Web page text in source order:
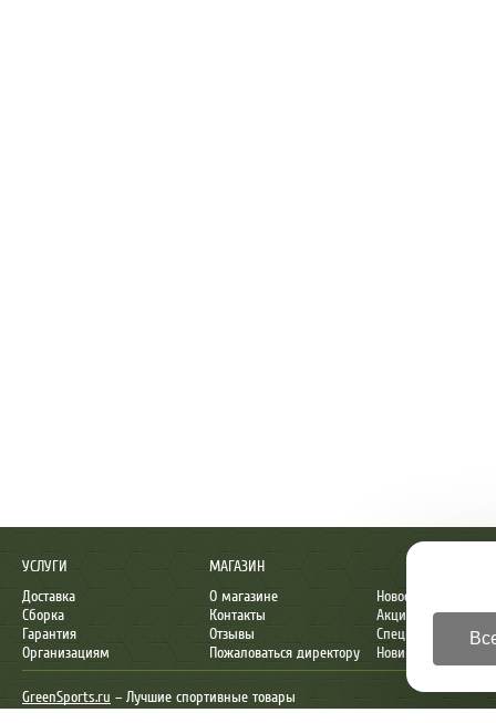
УСЛУГИ
Доставка
Сборка
Гарантия
Организациям
МАГАЗИН
О магазине
Контакты
Отзывы
Пожаловаться директору
Новости
Акции
Спецпредложения
Новинки
GreenSports.ru – Лучшие спортивные товары